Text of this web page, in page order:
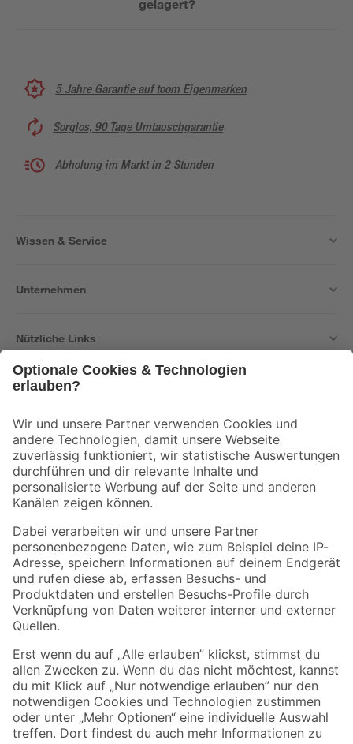
gelagert?
5 Jahre Garantie auf toom Eigenmarken
Sorglos, 90 Tage Umtauschgarantie
Abholung im Markt in 2 Stunden
Wissen & Service
Unternehmen
Nützliche Links
Der toom Newsletter: Keine Angebote und Aktionen mehr verpassen!
Zur Newsletter Anmeldung
Folge uns
Zahlungsarten Versandarten
Sicher einkaufen
Jetzt die toom-App herunterladen